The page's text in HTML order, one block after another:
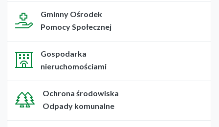
Gminny Ośrodek
Pomocy Społecznej
Gospodarka
nieruchomościami
Ochrona środowiska
Odpady komunalne